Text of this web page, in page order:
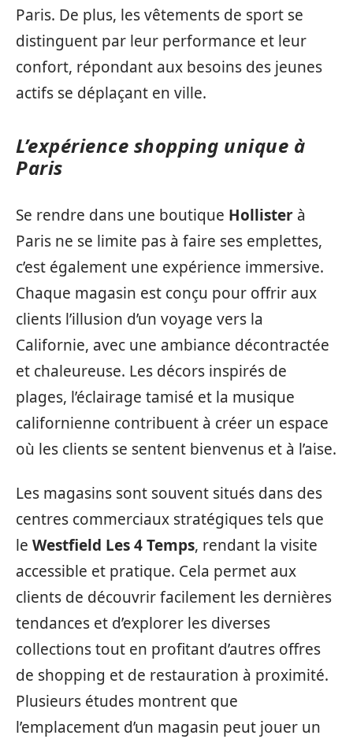
Paris. De plus, les vêtements de sport se
distinguent par leur performance et leur
confort, répondant aux besoins des jeunes
actifs se déplaçant en ville.
L’expérience shopping unique à
Paris
Se rendre dans une boutique Hollister à
Paris ne se limite pas à faire ses emplettes,
c’est également une expérience immersive.
Chaque magasin est conçu pour offrir aux
clients l’illusion d’un voyage vers la
Californie, avec une ambiance décontractée
et chaleureuse. Les décors inspirés de
plages, l’éclairage tamisé et la musique
californienne contribuent à créer un espace
où les clients se sentent bienvenus et à l’aise.
Les magasins sont souvent situés dans des
centres commerciaux stratégiques tels que
le Westfield Les 4 Temps, rendant la visite
accessible et pratique. Cela permet aux
clients de découvrir facilement les dernières
tendances et d’explorer les diverses
collections tout en profitant d’autres offres
de shopping et de restauration à proximité.
Plusieurs études montrent que
l’emplacement d’un magasin peut jouer un